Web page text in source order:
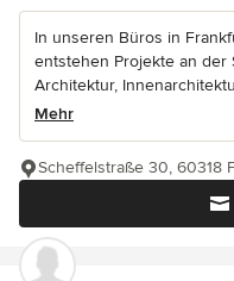
In unseren Büros in
entstehen Projekte an der
Architektur,
Mehr
Scheffelstraße 30, 60318